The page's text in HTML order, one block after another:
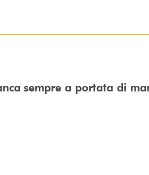
sempre a portata di
smartphone.